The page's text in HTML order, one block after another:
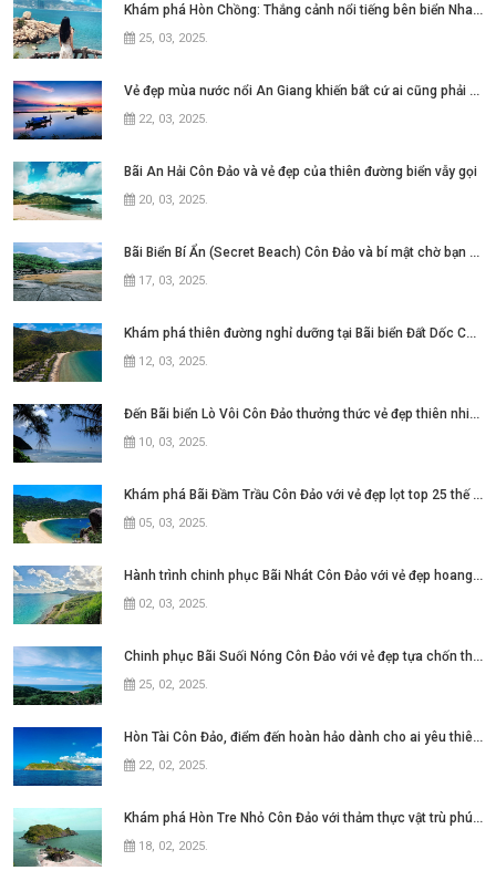
Khám phá Hòn Chồng: Thắng cảnh nổi tiếng bên biển Nha Trang
25, 03, 2025.
Vẻ đẹp mùa nước nổi An Giang khiến bất cứ ai cũng phải say lòng
22, 03, 2025.
Bãi An Hải Côn Đảo và vẻ đẹp của thiên đường biển vẫy gọi
20, 03, 2025.
Bãi Biển Bí Ẩn (Secret Beach) Côn Đảo và bí mật chờ bạn khám phá
17, 03, 2025.
Khám phá thiên đường nghỉ dưỡng tại Bãi biển Đất Dốc Côn Đảo
12, 03, 2025.
Đến Bãi biển Lò Vôi Côn Đảo thưởng thức vẻ đẹp thiên nhiên hùng vĩ
10, 03, 2025.
Khám phá Bãi Đầm Trầu Côn Đảo với vẻ đẹp lọt top 25 thế giới
05, 03, 2025.
Hành trình chinh phục Bãi Nhát Côn Đảo với vẻ đẹp hoang sơ và yên bình
02, 03, 2025.
Chinh phục Bãi Suối Nóng Côn Đảo với vẻ đẹp tựa chốn thiên đường
25, 02, 2025.
Hòn Tài Côn Đảo, điểm đến hoàn hảo dành cho ai yêu thiên nhiên
22, 02, 2025.
Khám phá Hòn Tre Nhỏ Côn Đảo với thảm thực vật trù phú đầy ấn tượng
18, 02, 2025.